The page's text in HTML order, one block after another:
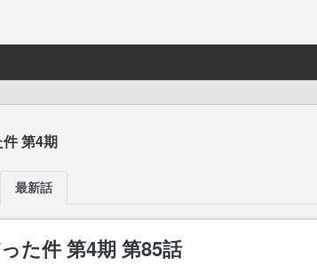
第4期
最新話
た件 第4期 第85話